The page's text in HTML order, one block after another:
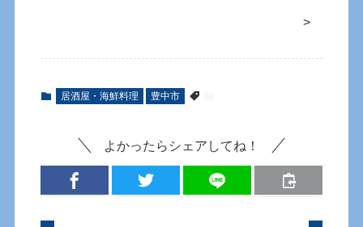
>
居酒屋・海鮮料理 豊中市
よかったらシェアしてね！